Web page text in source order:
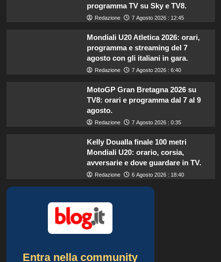
programma TV su Sky e TV8.
Redazione 7 Agosto 2026 : 12:45
Mondiali U20 Atletica 2026: orari,
programma e streaming del 7
agosto con gli italiani in gara.
Redazione 7 Agosto 2026 : 6:40
MotoGP Gran Bretagna 2026 su
TV8: orari e programma dal 7 al 9
agosto.
Redazione 7 Agosto 2026 : 0:35
Kelly Doualla finale 100 metri
Mondiali U20: orario, corsia,
avversarie e dove guardare in TV.
Redazione 6 Agosto 2026 : 18:40
Entra nella community